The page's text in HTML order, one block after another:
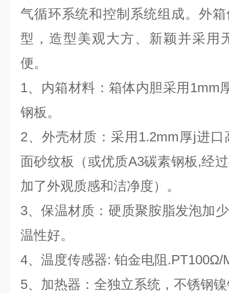
气循环系统和控制系统组成。外
型，造型美观大方、新颖并采用
便。
1、内箱材料：箱体内胆采用1mm
钢板。
2、外壳材质：采用1.2mm厚j进
面砂纹板（或优质A3碳素钢板,经
加了外观质感和洁净度）。
3、保温材质：硬质聚胺脂发泡加
温性好。
4、温度传感器: 铂金电阻.PT100Ω/
5、加热器：全独立系统，不锈钢